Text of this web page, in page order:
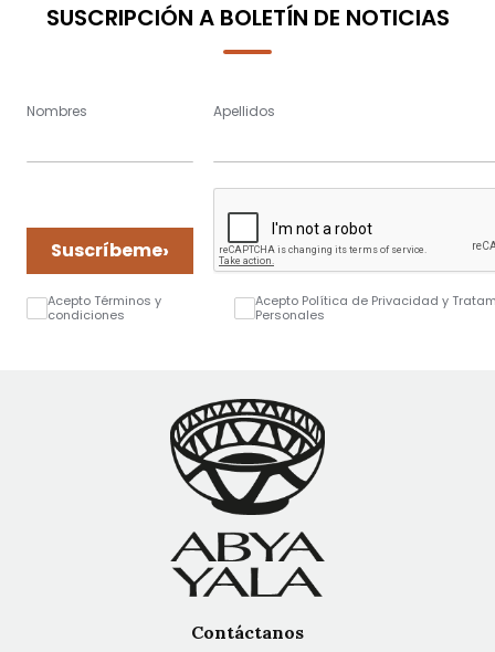
SUSCRIPCIÓN A BOLETÍN DE NOTICIAS
Nombres Apellidos
Suscríbeme›
Acepto Términos y
condiciones
Acepto Política de Privacidad y
Personales
Contáctanos